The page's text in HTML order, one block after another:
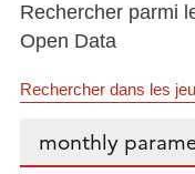
Rechercher parmi
Open Data
Rechercher dans les
Rechercher...